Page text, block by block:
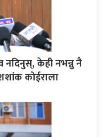
नदिनुस्, केही नभन्नु नै
कोईराला